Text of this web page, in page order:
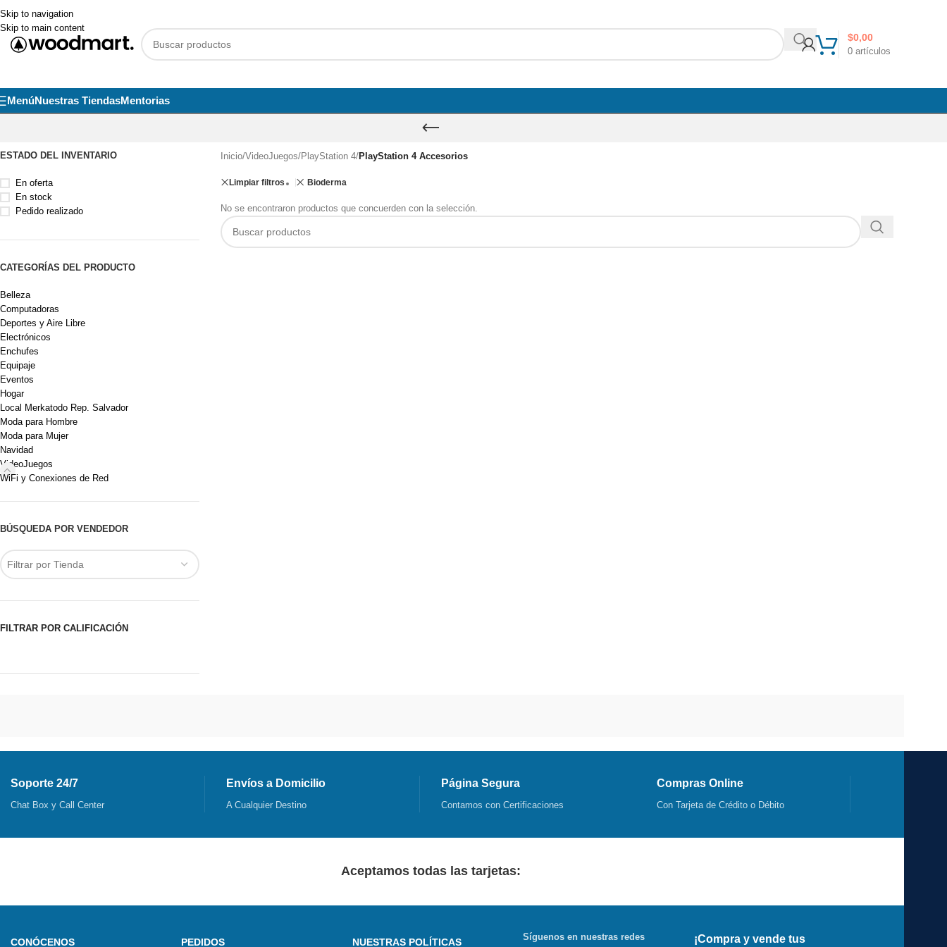
Skip to navigation
Skip to main content
0artículos
$0,00
MenúNuestras TiendasMentorias
ESTADO DEL INVENTARIO
En oferta
En stock
Pedido realizado
CATEGORÍAS DEL PRODUCTO
Belleza
Computadoras
Deportes y Aire Libre
Electrónicos
Enchufes
Equipaje
Eventos
Hogar
Local Merkatodo Rep. Salvador
Moda para Hombre
Moda para Mujer
Navidad
VideoJuegos
WiFi y Conexiones de Red
BÚSQUEDA POR VENDEDOR
Filtrar por Tienda
FILTRAR POR CALIFICACIÓN
Inicio/VideoJuegos/PlayStation 4/PlayStation 4 Accesorios
Limpiar filtros Bioderma
No se encontraron productos que concuerden con la selección.
Soporte 24/7
Chat Box y Call Center
Envíos a Domicilio
A Cualquier Destino
Página Segura
Contamos con Certificaciones
Compras Online
Con Tarjeta de Crédito o Débito
Aceptamos todas las tarjetas:
CONÓCENOS PEDIDOS NUESTRAS POLÍTICAS
Síguenos en nuestras redes
¡Compra y vende tus